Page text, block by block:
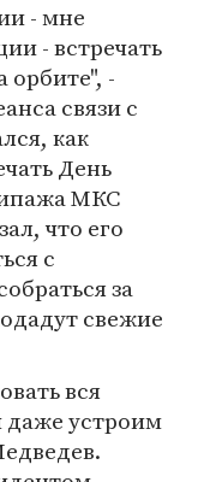
- мне
- встречать
-
связи с
как
День
МКС
что его
с
за
свежие
вся
даже устроим